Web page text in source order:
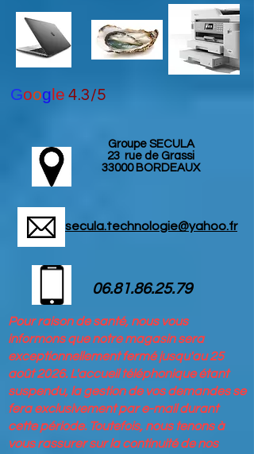
Google 4.3/5
Groupe SECULA
23 rue de Grassi
33000 BORDEAUX
secula.technologie@yahoo.fr
06.81.86.25.79
Pour raison de santé, nous vous
informons que notre magasin sera
exceptionnellement fermé jusqu'au 25
août 2026. L'accueil téléphonique étant
suspendu, la gestion de vos demandes se
fera exclusivement par e-mail durant
cette période. Toutefois, nous tenons à
vous rassurer sur la continuité de nos